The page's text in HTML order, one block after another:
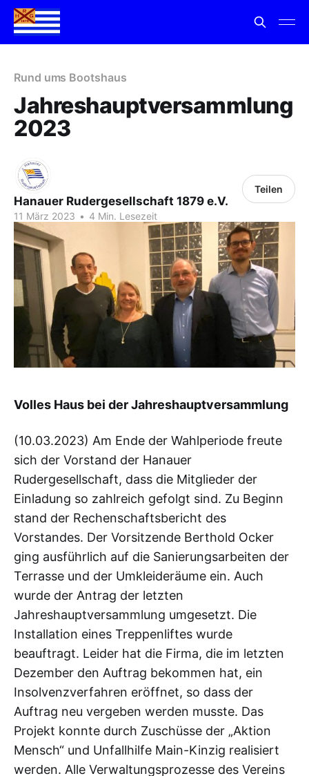
Rund ums Bootshaus
Jahreshauptversammlung
2023
Hanauer Rudergesellschaft 1879 e.V.
11 März 2023 • 4 Min. Lesezeit
Teilen
Volles Haus bei der Jahreshauptversammlung
(10.03.2023) Am Ende der Wahlperiode freute
sich der Vorstand der Hanauer
Rudergesellschaft, dass die Mitglieder der
Einladung so zahlreich gefolgt sind. Zu Beginn
stand der Rechenschaftsbericht des
Vorstandes. Der Vorsitzende Berthold Ocker
ging ausführlich auf die Sanierungsarbeiten der
Terrasse und der Umkleideräume ein. Auch
wurde der Antrag der letzten
Jahreshauptversammlung umgesetzt. Die
Installation eines Treppenliftes wurde
beauftragt. Leider hat die Firma, die im letzten
Dezember den Auftrag bekommen hat, ein
Insolvenzverfahren eröffnet, so dass der
Auftrag neu vergeben werden musste. Das
Projekt konnte durch Zuschüsse der „Aktion
Mensch“ und Unfallhilfe Main-Kinzig realisiert
werden. Alle Verwaltungsprozesse des Vereins